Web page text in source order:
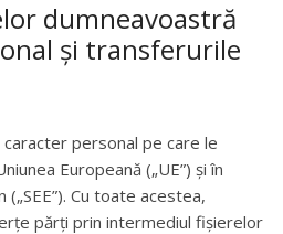
dumneavoastră
și transferurile
personal pe care le
Europeană („UE”) și în
Cu toate acestea,
părți prin intermediul fișierelor